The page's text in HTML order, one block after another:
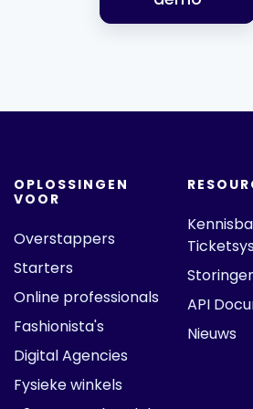
OPLOSSINGEN
VOOR
Overstappers
Starters
Online professionals
Fashionista's
Digital Agencies
Fysieke winkels
API
Nieuws